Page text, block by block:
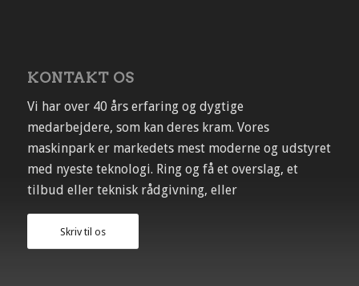
KONTAKT OS
Vi har over 40 års erfaring og dygtige
medarbejdere, som kan deres kram. Vores
maskinpark er markedets mest moderne og udstyret
med nyeste teknologi. Ring og få et overslag, et
tilbud eller teknisk rådgivning, eller
Skriv til os